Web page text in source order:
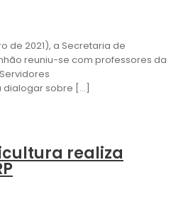
de 2021), a Secretaria de
reuniu-se com professores da
dialogar sobre […]
realiza